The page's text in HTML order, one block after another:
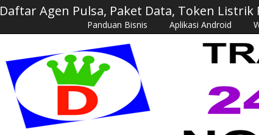
Daftar Agen Pulsa, Paket Data, Token Listrik
Panduan Bisnis Aplikasi Android